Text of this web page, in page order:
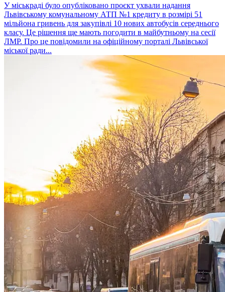
У міськраді було опубліковано проєкт ухвали надання
Львівському комунальному АТП №1 кредиту в розмірі 51
мільйона гривень для закупівлі 10 нових автобусів середнього
класу. Це рішення ще мають погодити в майбутньому на сесії
ЛМР. Про це повідомили на офіційному порталі Львівської
міської ради...